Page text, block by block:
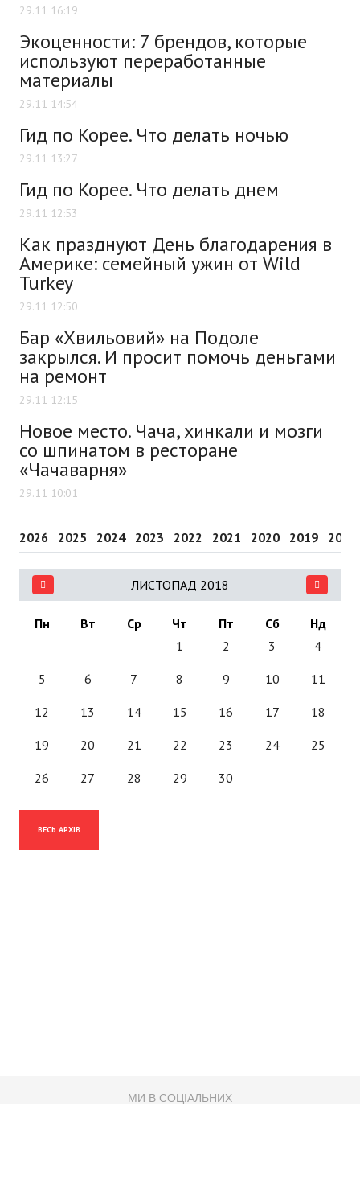
29.11 16:19
Экоценности: 7 брендов, которые
используют переработанные
материалы
29.11 14:54
Гид по Корее. Что делать ночью
29.11 13:27
Гид по Корее. Что делать днем
29.11 12:53
Как празднуют День благодарения в
Америке: семейный ужин от Wild
Turkey
29.11 12:50
Бар «Хвильовий» на Подоле
закрылся. И просит помочь деньгами
на ремонт
29.11 12:15
Новое место. Чача, хинкали и мозги
со шпинатом в ресторане
«Чачаварня»
29.11 10:01
2026 2025 2024 2023 2022 2021 2020 2019 2018
ЛИСТОПАД 2018
Пн Вт Ср Чт Пт Сб
Нд
1
2 3 4
5 6 7 8 9 10 11
12 13 14 15 16 17 18
19 20 21 22 23 24 25
26 27 28 29 30
ВЕСЬ АРХІВ
МИ В СОЦІАЛЬНИХ